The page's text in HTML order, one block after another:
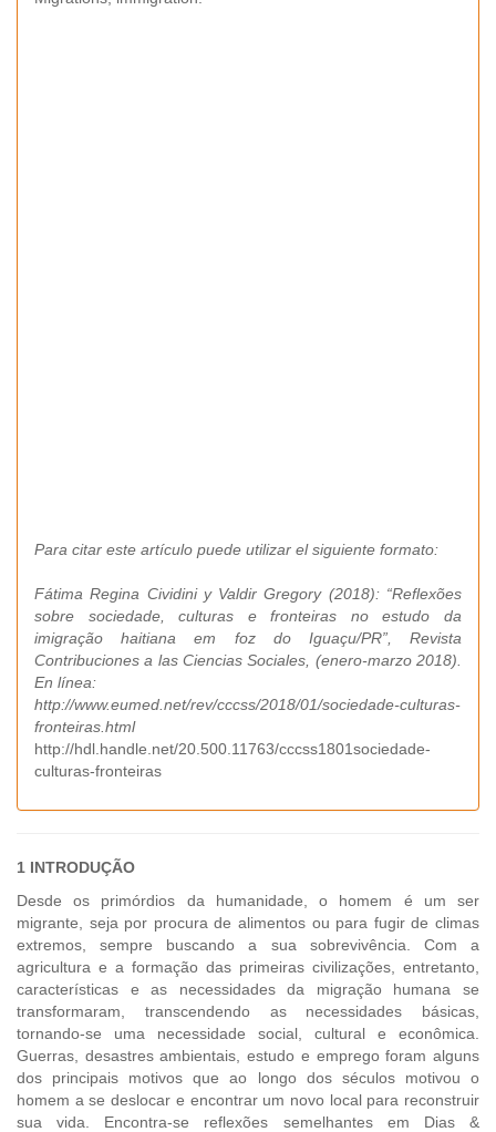
Para citar este artículo puede utilizar el siguiente formato:
Fátima Regina Cividini y Valdir Gregory (2018): “Reflexões
sobre sociedade, culturas e fronteiras no estudo da
imigração haitiana em foz do Iguaçu/PR”, Revista
Contribuciones a las Ciencias Sociales, (enero-marzo 2018).
En línea:
http://www.eumed.net/rev/cccss/2018/01/sociedade-culturas-
fronteiras.html
http://hdl.handle.net/20.500.11763/cccss1801sociedade-
culturas-fronteiras
1 INTRODUÇÃO
Desde os primórdios da humanidade, o homem é um ser
migrante, seja por procura de alimentos ou para fugir de climas
extremos, sempre buscando a sua sobrevivência. Com a
agricultura e a formação das primeiras civilizações, entretanto,
características e as necessidades da migração humana se
transformaram, transcendendo as necessidades básicas,
tornando-se uma necessidade social, cultural e econômica.
Guerras, desastres ambientais, estudo e emprego foram alguns
dos principais motivos que ao longo dos séculos motivou o
homem a se deslocar e encontrar um novo local para reconstruir
sua vida. Encontra-se reflexões semelhantes em Dias &